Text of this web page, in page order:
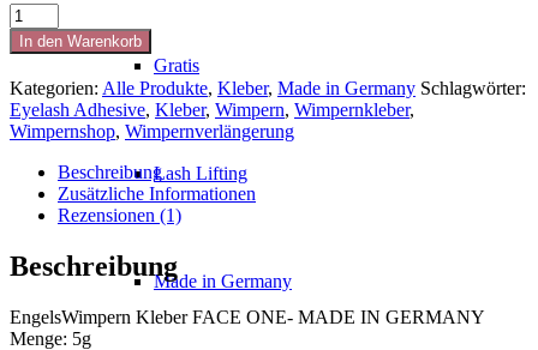
Gratis
Lash Lifting
Made in Germany
Kleber-
FACE-
ONE
5g/
Made
in
Germany
Menge
In den Warenkorb
Kategorien: Alle Produkte, Kleber, Made in Germany Schlagwörter:
Eyelash Adhesive, Kleber, Wimpern, Wimpernkleber,
Wimpernshop, Wimpernverlängerung
Beschreibung
Zusätzliche Informationen
Rezensionen (1)
Beschreibung
EngelsWimpern Kleber FACE ONE- MADE IN GERMANY
Menge: 5g